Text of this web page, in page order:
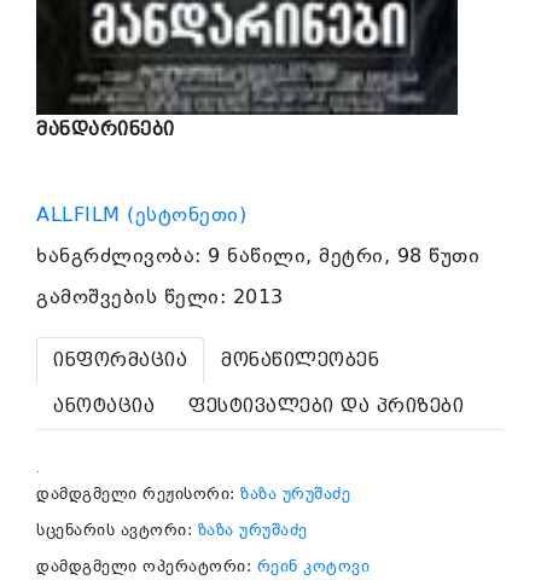
მანდარინები
ALLFILM (ესტონეთი)
ხანგრძლივობა: 9 ნაწილი, მეტრი, 98 წუთი
გამოშვების წელი: 2013
ინფორმაცია
მონაწილეობენ
ანოტაცია
ფესტივალები და პრიზები
.
დამდგმელი რეჟისორი: ზაზა ურუშაძე
სცენარის ავტორი: ზაზა ურუშაძე
დამდგმელი ოპერატორი: რეინ კოტოვი